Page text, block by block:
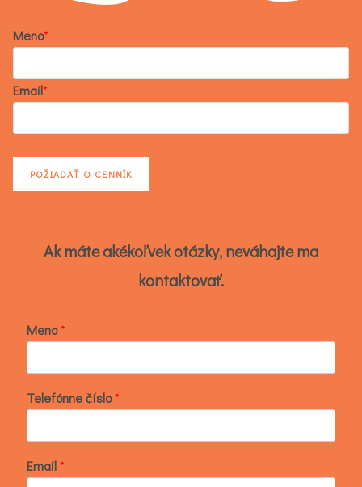
Meno*
Email*
Ak máte akékoľvek otázky, neváhajte ma
kontaktovať.
Meno*
Telefónne číslo*
E
m
Email *